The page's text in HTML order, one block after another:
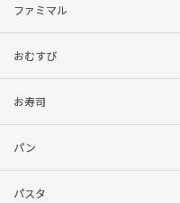
ファミマル
おむすび
お寿司
パン
パスタ